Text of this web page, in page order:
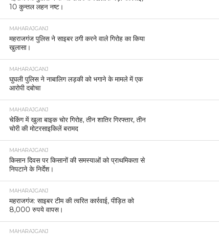
10 कुन्तल लहन नष्ट।
MAHARAJGANJ
महराजगंज पुलिस ने साइबर ठगी करने वाले गिरोह का किया
खुलासा।
MAHARAJGANJ
घुघली पुलिस ने नाबालिग लड़की को भगाने के मामले में एक
आरोपी दबोचा
MAHARAJGANJ
चेकिंग में खुला बाइक चोर गिरोह, तीन शातिर गिरफ्तार, तीन
चोरी की मोटरसाइकिलें बरामद
MAHARAJGANJ
किसान दिवस पर किसानों की समस्याओं को प्राथमिकता से
निपटाने के निर्देश।
MAHARAJGANJ
महराजगंज: साइबर टीम की त्वरित कार्रवाई, पीड़ित को
8,000 रुपये वापस।
MAHARAJGANJ